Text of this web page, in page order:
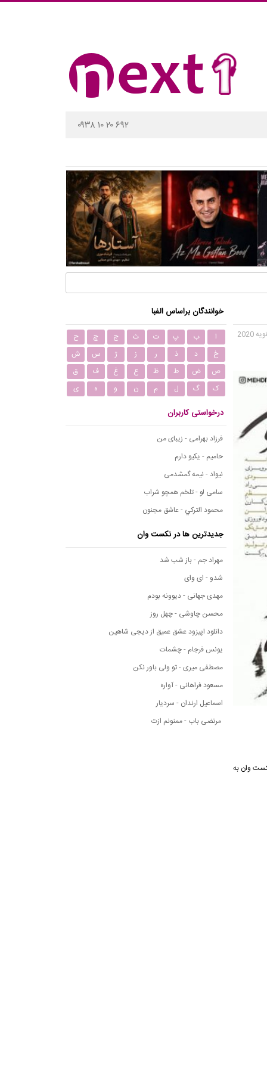
۰۹۳۸ ۱۰ ۲۰ ۶۹۲
موسیقی نکست وان به
خوانندگان براساس الفبا
ا ب پ ت ث ج چ
ح
خ
د ذ ر ز ژ س
ش
ص
ض ط ظ ع غ ف
ق
ک
گ ل م ن و ه ی
درخواستی کاربران
فرزاد بهرامی - زیبای من
حامیم - یکیو دارم
نیواد - نیمه گمشدمی
سامی لو - تلخم همچو شراب
محمود التركي - عاشق مجنون
جدیدترین ها در نکست وان
مهراد جم - باز شب شد
شدو - ای وای
مهدی جهانی - دیوونه بودم
محسن چاوشی - چهل روز
دانلود اپیزود عشق عمیق از دیجی شاهین
یونس فرجام - چشمات
مصطفی میری - تو ولی باور نکن
مسعود فراهانی - آواره
اسماعیل ارندان - سردیار
مرتضی باب - ممنونم ازت